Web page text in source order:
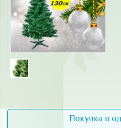
Покупка в